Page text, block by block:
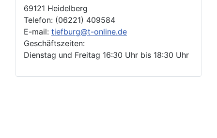
69121 Heidelberg
Telefon: (06221) 409584
E-mail: tiefburg@t-online.de
Geschäftszeiten:
Dienstag und Freitag 16:30 Uhr bis 18:30 Uhr